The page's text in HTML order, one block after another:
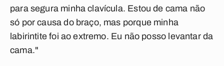
para segura minha clavícula. Estou de cama não
só por causa do braço, mas porque minha
labirintite foi ao extremo. Eu não posso levantar da
cama."